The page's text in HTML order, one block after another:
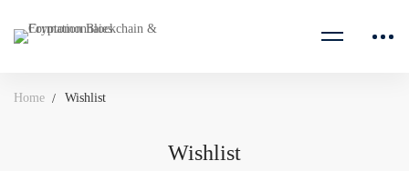
Home Wishlist
Wishlist